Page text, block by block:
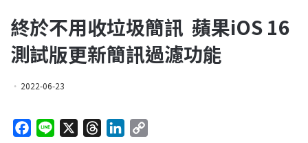
終於不用收垃圾簡訊 蘋果iOS 16
測試版更新簡訊過濾功能
2022-06-23